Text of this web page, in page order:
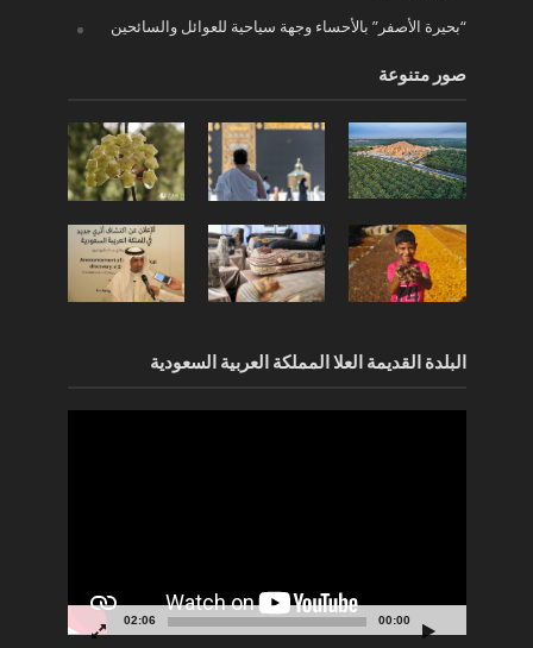
“بحيرة الأصفر” بالأحساء وجهة سياحية للعوائل والسائحين
صور متنوعة
البلدة القديمة العلا المملكة العربية السعودية
00:00
02:06